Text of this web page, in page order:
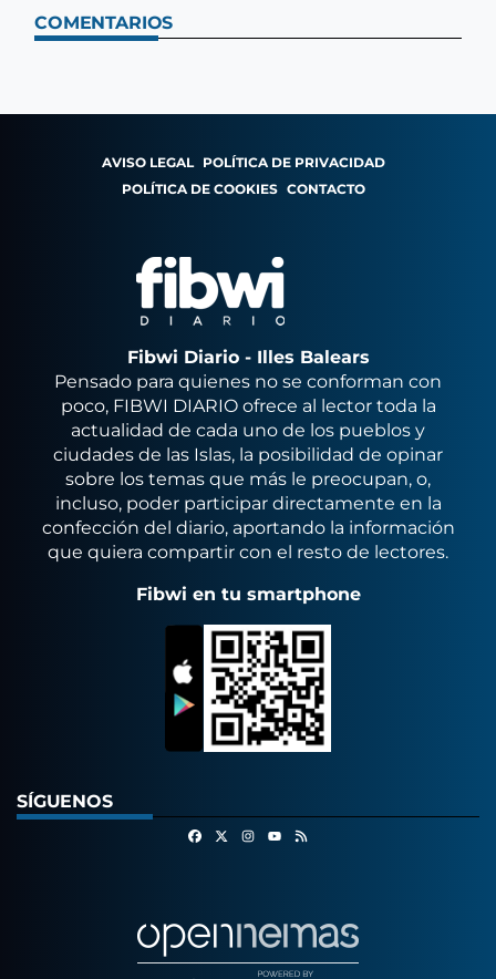
COMENTARIOS
AVISO LEGAL POLÍTICA DE PRIVACIDAD
POLÍTICA DE COOKIES CONTACTO
Fibwi Diario - Illes Balears
Pensado para quienes no se conforman con
poco, FIBWI DIARIO ofrece al lector toda la
actualidad de cada uno de los pueblos y
ciudades de las Islas, la posibilidad de opinar
sobre los temas que más le preocupan, o,
incluso, poder participar directamente en la
confección del diario, aportando la información
que quiera compartir con el resto de lectores.
Fibwi en tu smartphone
SÍGUENOS
FacebookInstagram